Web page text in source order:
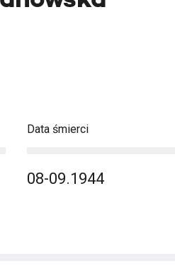
Data śmierci
08-09.1944